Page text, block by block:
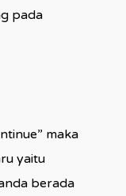
pada
maka
yaitu
berada